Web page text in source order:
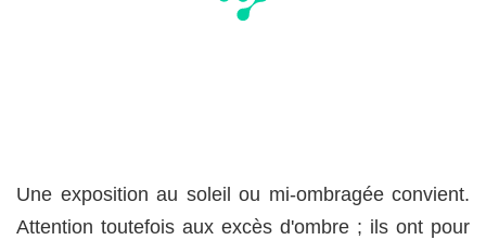
Une exposition au soleil ou mi-ombragée convient.
Attention toutefois aux excès d'ombre ; ils ont pour